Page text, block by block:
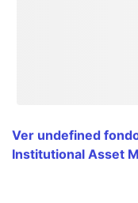
Ver undefined
Institutional Asset